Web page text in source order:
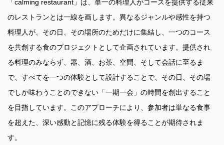
「calming restaurant」は、単一の料理人がコースを提供する従来
のレストランとは一線を画します。異なるジャンルや感性を持つ
料理人が、その日、その場所のためだけに集結し、一つのコース
を共創する食のプロジェクトとして企画されています。提供され
る料理のみならず、器、酒、お茶、空間、そして会話に至るま
で、すべてを一つの体験として設計することで、その日、その場
でしか味わうことのできない「一期一会」の時間を創出すること
を目指しています。このアプローチにより、参加者は単なる食事
を超えた、深い感動と記憶に残る体験を得ることが期待されま
す。